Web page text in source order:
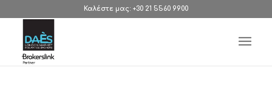
Καλέστε μας: +30 21 5560 9900